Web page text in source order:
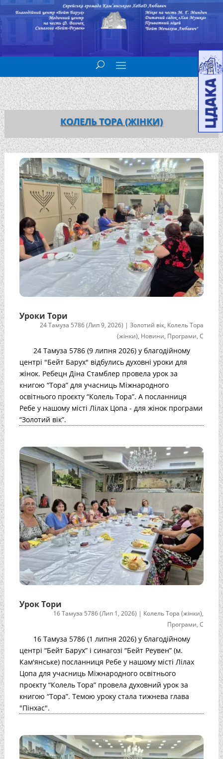
КОЛЕЛЬ ТОРА (ЖІНКИ)
Уроки Тори
24 Тамуза 5786 (Лип 9, 2026) |Золотий вік, Колель Тора
(жінки), Новини, Програми,С
24 Тамуза 5786 (9 липня 2026) у благодійному
центрі "Бейт Барух" відбулись духовні уроки для
жінок. Ребецн Діна Стамблер провела урок за
книгою “Тора” для учасниць Міжнародного
освітнього проєкту “Колель Тора”. А посланниця
Ребе у нашому місті Лілах Цопа - для жінок програми
“Золотий вік”.
Урок Тори
16 Тамуза 5786 (Лип 1, 2026) | Колель Тора (жінки),
Програми,С
16 Тамуза 5786 (1 липня 2026) у благодійному
центрі “Бейт Барух” і синагозі “Бейт Реувен” (м.
Кам'янське) посланниця Ребе у нашому місті Лілах
Цопа для учасниць Міжнародного освітнього
проєкту “Колель Тора” провела духовний урок за
книгою “Тора”. Темою уроку стала тижнева глава
"Пінхас".